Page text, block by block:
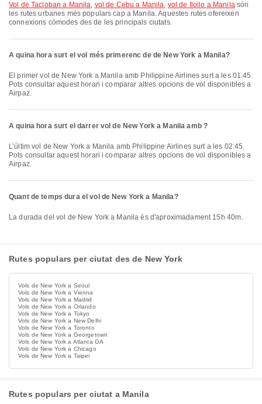
vol de Tacloban a Manila, vol de Cebu a Manila, vol de Iloilo a Manilasón
les rutes urbanes més populars cap a Manila. Aquestes rutes ofereixen
connexions còmodes des de les principals ciutats.
A quina hora surt el vol més primerenc de de New York a Manila?
El primer vol de New York a Manila amb Philippine Airlines surt a les 01:45.
Pots consultar aquest horari i comparar altres opcions de vol disponibles a
Airpaz.
A quina hora surt el darrer vol de New York a Manila amb ?
L’últim vol de New York a Manila amb Philippine Airlines surt a les 02:45.
Pots consultar aquest horari i comparar altres opcions de vol disponibles a
Airpaz.
Quant de temps dura el vol de New York a Manila?
La durada del vol de New York a Manila és d'aproximadament 15h 40m.
Rutes populars per ciutat des de New York
Vols de New York a Seoul
Vols de New York a Vienna
Vols de New York a Madrid
Vols de New York a Orlando
Vols de New York a Tokyo
Vols de New York a New Delhi
Vols de New York a Toronto
Vols de New York a Georgetown
Vols de New York a Atlanta GA
Vols de New York a Chicago
Vols de New York a Taipei
Rutes populars per ciutat a Manila